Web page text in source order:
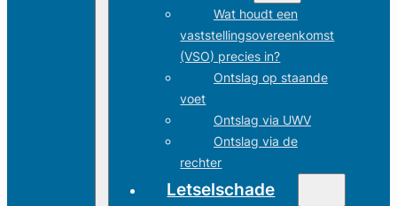
Wat houdt een
vaststellingsovereenkomst
(VSO) precies in?
Ontslag op staande
voet
Ontslag via UWV
Ontslag via de
rechter
Letselschade